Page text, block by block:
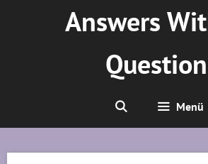
Answers
Menü